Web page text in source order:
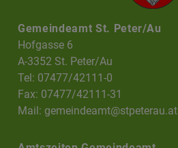
Gemeindeamt St. Peter/Au
Hofgasse 6
A-3352 St. Peter/Au
Tel: 07477/42111-0
Fax: 07477/42111-31
Mail:gemeindeamt@stpeterau.at